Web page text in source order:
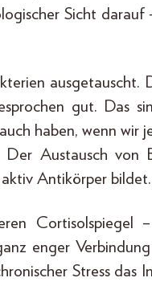
Sicht
ausgetauscht.
gut. Das
haben, wenn wir
Austausch von
Antikörper bildet.
enger
Stress das